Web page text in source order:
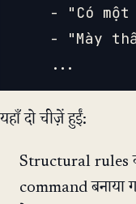
- "Có một
- "Mày
यहाँ दो चीज़ें हुईं:
Structural rules
command